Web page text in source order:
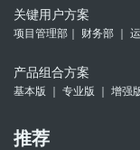
关键用户方案
项目管理部｜ 财务部 ｜
产品组合方案
基本版 ｜ 专业版 ｜ 增强
推荐